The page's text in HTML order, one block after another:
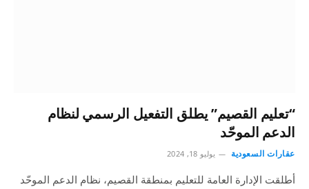
“تعليم القصيم‬⁩” يطلق التفعيل الرسمي لنظام
الدعم الموحّد
عقارات السعودية يوليو 18, 2024
أطلقت الإدارة العامة للتعليم بمنطقة القصيم، نظام الدعم الموحّد